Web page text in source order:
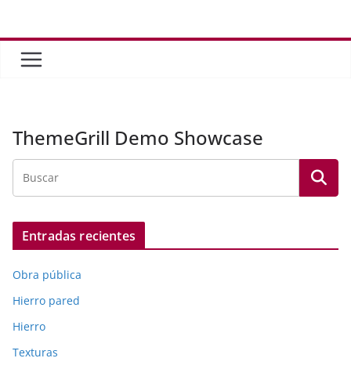
contenido
ThemeGrill Demo Showcase
Entradas recientes
Obra pública
Hierro pared
Hierro
Texturas